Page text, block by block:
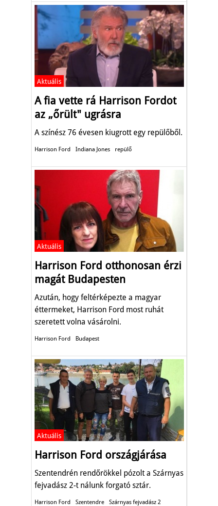
Aktuális
A fia vette rá Harrison Fordot
az „őrült" ugrásra
A színész 76 évesen kiugrott egy repülőből.
Harrison Ford Indiana Jones repülő
Aktuális
Harrison Ford otthonosan érzi
magát Budapesten
Azután, hogy feltérképezte a magyar
éttermeket, Harrison Ford most ruhát
szeretett volna vásárolni.
Harrison Ford Budapest
Aktuális
Harrison Ford országjárása
Szentendrén rendőrökkel pózolt a Szárnyas
fejvadász 2-t nálunk forgató sztár.
Harrison Ford Szentendre Szárnyas fejvadász 2